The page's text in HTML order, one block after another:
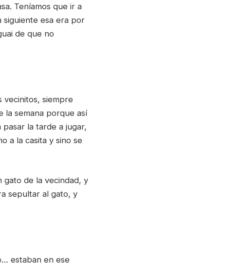
Teníamos que ir a
esa era por
de que no
vecinitos, siempre
la semana porque así
la tarde a jugar,
a la casita y sino se
gato de la vecindad, y
sepultar al gato, y
estaban en ese